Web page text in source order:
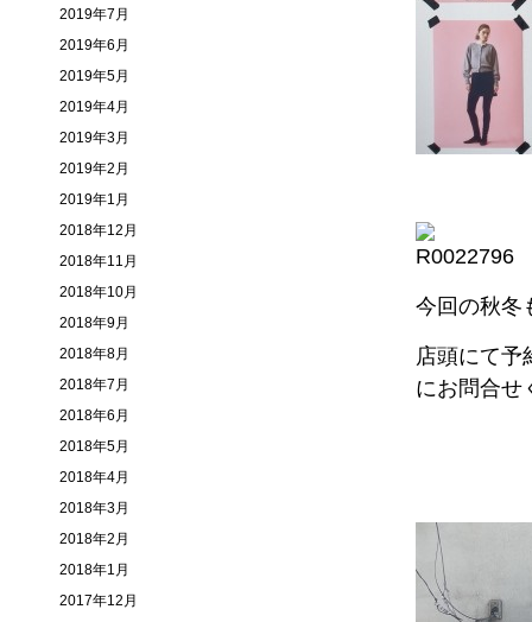
今回の秋冬
店頭にて予
にお問合せ
2019年7月
2019年6月
2019年5月
2019年4月
2019年3月
2019年2月
2019年1月
2018年12月
2018年11月
2018年10月
2018年9月
2018年8月
2018年7月
2018年6月
2018年5月
2018年4月
2018年3月
2018年2月
2018年1月
2017年12月